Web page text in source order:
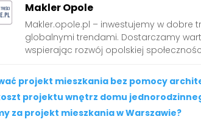
Makler Opole
Makler.opole.pl – inwestujemy w dobre
globalnymi trendami. Dostarczamy
wspierając rozwój opolskiej
projekt mieszkania bez pomocy
projektu wnętrz domu
za projekt mieszkania w Warszawie?